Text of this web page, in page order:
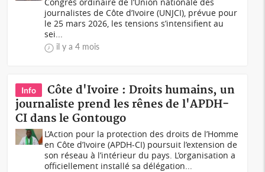
journalistes de Côte d’Ivoire (UNJCI), prévue pour
le 25 mars 2026, les tensions s’intensifient au
sei...
il y a 4 mois
Info
Côte d'Ivoire : Droits humains, un
journaliste prend les rênes de l'APDH-
CI dans le Gontougo
L’Action pour la protection des droits de l’Homme
en Côte d’Ivoire (APDH-CI) poursuit l’extension de
son réseau à l’intérieur du pays. L’organisation a
officiellement installé sa délégation...